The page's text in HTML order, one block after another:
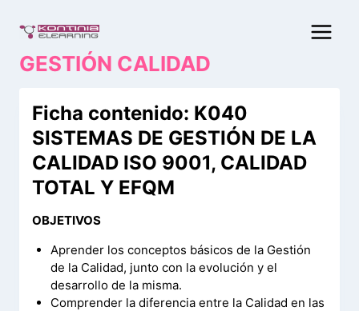
contenido
GESTIÓN CALIDAD
Ficha contenido: K040
SISTEMAS DE GESTIÓN DE LA
CALIDAD ISO 9001, CALIDAD
TOTAL Y EFQM
OBJETIVOS
Aprender los conceptos básicos de la Gestión
de la Calidad, junto con la evolución y el
desarrollo de la misma.
Comprender la diferencia entre la Calidad en las